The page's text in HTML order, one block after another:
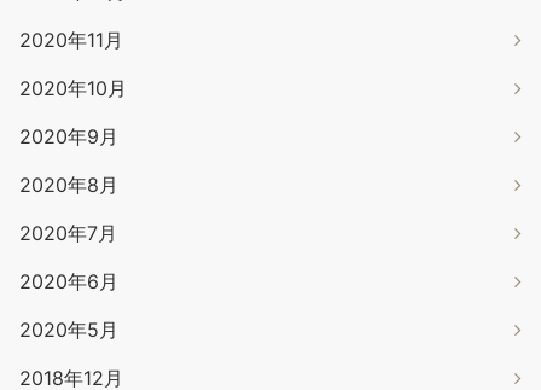
2020年11月
2020年10月
2020年9月
2020年8月
2020年7月
2020年6月
2020年5月
2018年12月